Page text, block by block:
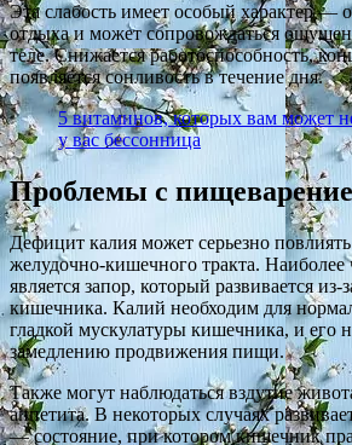
Эта слабость имеет особый характер —
отдыха и может сопровождаться
теле. Снижается работоспособность,
появляется сонливость в течение дня.
5 витаминов, которых вам может
у вас бессонница
Проблемы с
Дефицит калия может серьезно
желудочно-кишечного тракта.
является запор, который развивается
кишечника. Калий необходим для
гладкой мускулатуры кишечника, и его
замедлению продвижения пищи.
Также могут наблюдаться вздутие
аппетита. В некоторых случаях
— состояние, при котором кишечник